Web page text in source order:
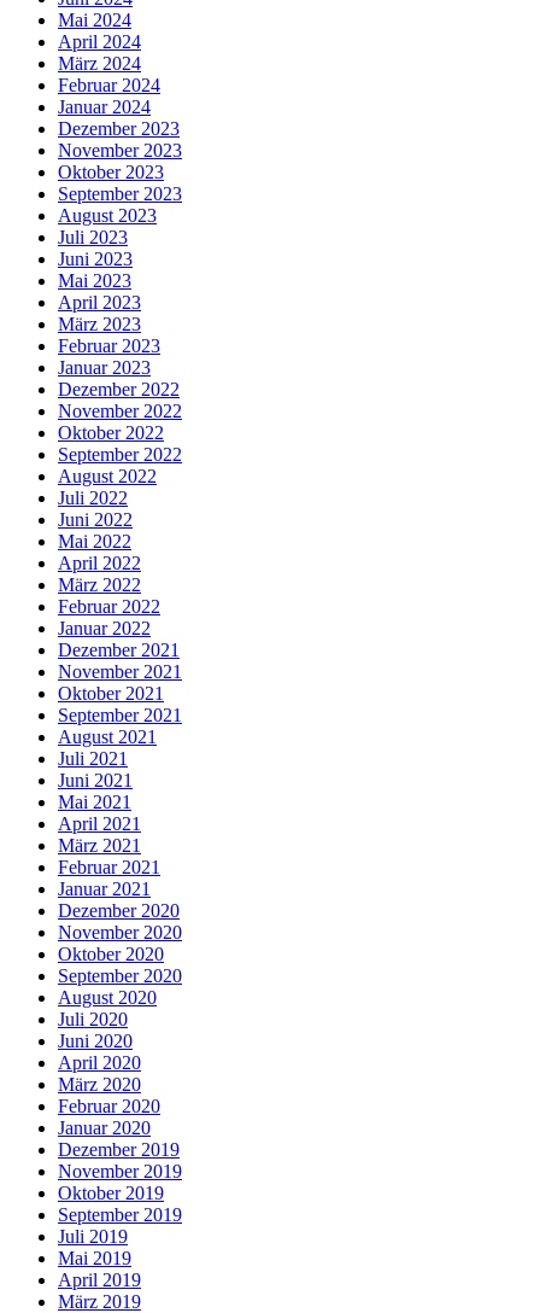
Mai 2024
April 2024
März 2024
Februar 2024
Januar 2024
Dezember 2023
November 2023
Oktober 2023
September 2023
August 2023
Juli 2023
Juni 2023
Mai 2023
April 2023
März 2023
Februar 2023
Januar 2023
Dezember 2022
November 2022
Oktober 2022
September 2022
August 2022
Juli 2022
Juni 2022
Mai 2022
April 2022
März 2022
Februar 2022
Januar 2022
Dezember 2021
November 2021
Oktober 2021
September 2021
August 2021
Juli 2021
Juni 2021
Mai 2021
April 2021
März 2021
Februar 2021
Januar 2021
Dezember 2020
November 2020
Oktober 2020
September 2020
August 2020
Juli 2020
Juni 2020
April 2020
März 2020
Februar 2020
Januar 2020
Dezember 2019
November 2019
Oktober 2019
September 2019
Juli 2019
Mai 2019
April 2019
März 2019